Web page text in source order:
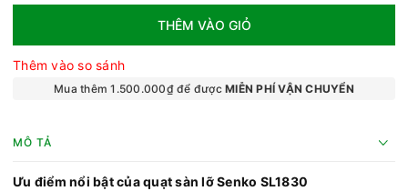
THÊM VÀO GIỎ
Thêm vào so sánh
Mua thêm 1.500.000₫ để đượcMIỄN PHÍ VẬN CHUYỂN
MÔ TẢ
Ưu điểm nổi bật của quạt sàn lỡ Senko SL1830